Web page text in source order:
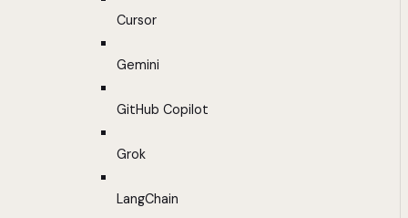
Cursor
Gemini
GitHub Copilot
Grok
LangChain